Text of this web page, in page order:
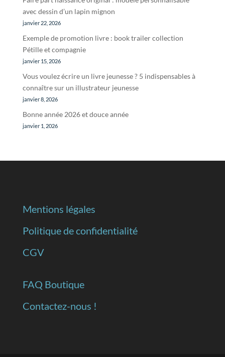
avec dessin d’un lapin mignon
janvier 22, 2026
Exemple de promotion livre : book trailer collection
Pétille et compagnie
janvier 15, 2026
Vous voulez écrire un livre jeunesse ? 5 indispensables à
connaître sur un illustrateur jeunesse
janvier 8, 2026
Bonne année 2026 et douce année
janvier 1, 2026
Mentions légales
Politique de confidentialité
CGV
FAQ Boutique
Contactez-nous !